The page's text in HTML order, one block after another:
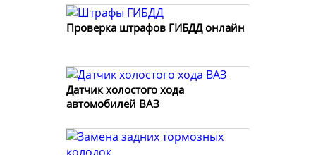
Проверка штрафов ГИБДД онлайн
Датчик холостого хода
автомобилей ВАЗ